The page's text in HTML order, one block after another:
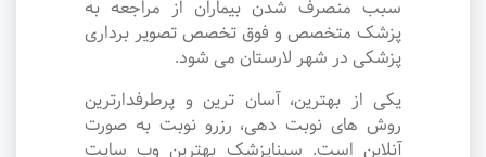
سبب منصرف شدن بیماران از مراجعه به
پزشک متخصص و فوق تخصص تصویر برداری
پزشکی در شهر لارستان می شود.
یکی از بهترین، آسان ترین و پرطرفدارترین
روش های نوبت دهی، رزرو نوبت به صورت
آنلاین است. سیناپزشک بهترین وب سایت